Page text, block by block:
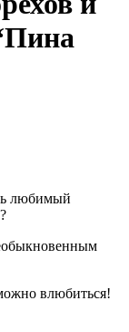
любимый
влюбиться!